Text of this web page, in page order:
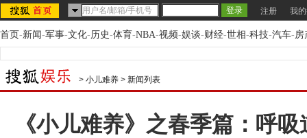
注册 我
首页-新闻-军事-文化-历史-体育-NBA-视频-娱谈-财经-世相-科技-汽车-房
> 小儿难养 > 新闻列表
《小儿难养》之春季篇：呼